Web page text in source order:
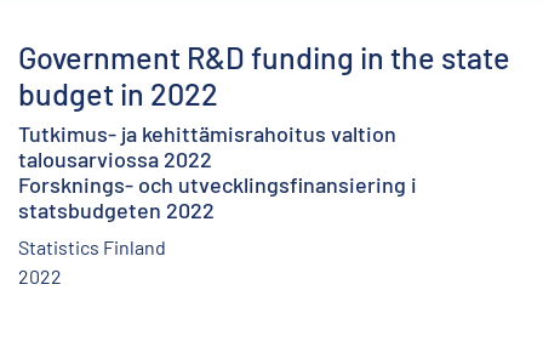
Government R&D funding in the state
budget in 2022
Tutkimus- ja kehittämisrahoitus valtion
talousarviossa 2022
Forsknings- och utvecklingsfinansiering i
statsbudgeten 2022
Statistics Finland
2022